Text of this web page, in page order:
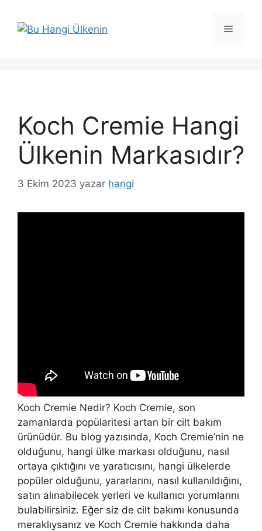
Menü
Koch Cremie Hangi
Ülkenin Markasıdır?
3 Ekim 2023 yazar hangi
Koch Cremie Nedir? Koch Cremie, son
zamanlarda popülaritesi artan bir cilt bakım
ürünüdür. Bu blog yazısında, Koch Cremie’nin ne
olduğunu, hangi ülke markası olduğunu, nasıl
ortaya çıktığını ve yaratıcısını, hangi ülkelerde
popüler olduğunu, yararlarını, nasıl kullanıldığını,
satın alınabilecek yerleri ve kullanıcı yorumlarını
bulabilirsiniz. Eğer siz de cilt bakımı konusunda
meraklıysanız ve Koch Cremie hakkında daha